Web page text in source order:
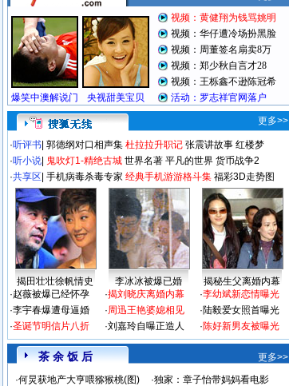
更多>>
·听评书 郭德纲对口相声集 杜拉拉升职记 张震讲故事 红楼梦
·听小说 鬼吹灯1-精绝古城 世界名著 平凡的世界 货币战争2
·共享区 手机病毒杀毒专家 经典手机游游格斗集 福彩3D走势图
揭田壮壮徐帆情史 李冰冰被爆已婚
揭秘生父离婚内幕
·赵薇被爆已经怀孕
·李宇春爆遭母逼婚
·圣诞节明信片八折
·揭刘晓庆离婚内幕
·周迅王艳婆媳相见
·刘嘉玲自曝正造人
·李幼斌新恋情曝光
·陆毅爱女照首曝光
·陈好新男友被曝光
茶 余 饭 后
更多>>
·何炅获地产大亨喂猕猴桃(图) ·独家：章子怡带妈妈看电影